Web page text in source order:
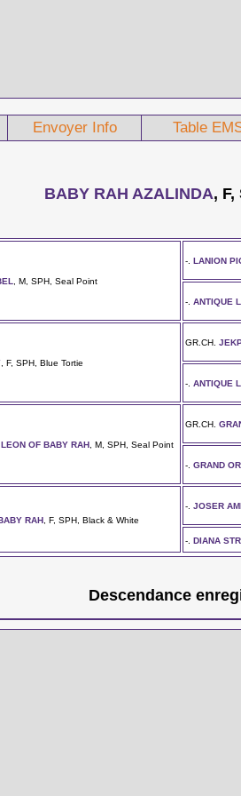
Envoyer Info Table
BABY RAH AZALINDA, F,
, M, SPH, Seal Point
-.LANION
-.ANTIQUE
, F, SPH, Blue Tortie
GR.CH.
-.ANTIQUE
OF BABY RAH , M, SPH, Seal Point
GR.CH.
-.GRAND
RAH , F, SPH, Black & White
-.JOSER
-.DIANA
Descendance